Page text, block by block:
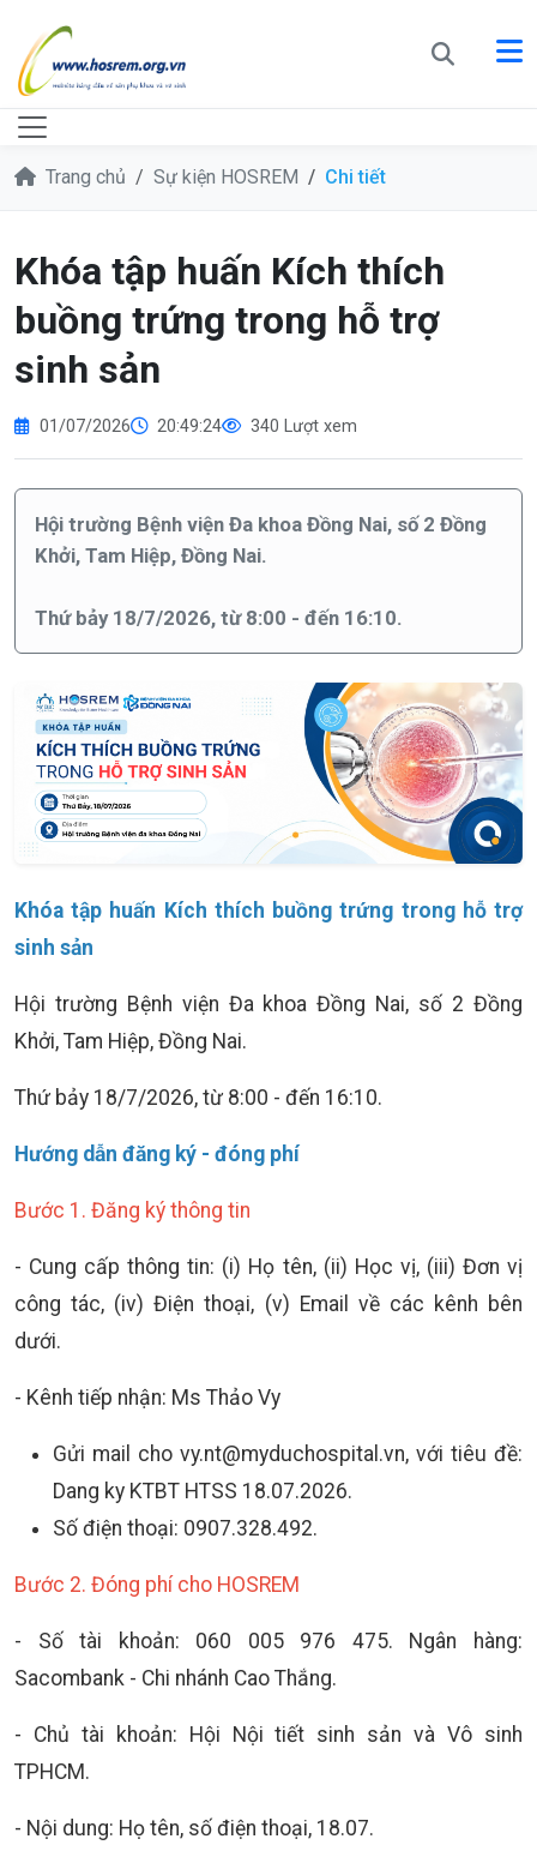
Trang chủ Sự kiện HOSREM Chi tiết
Khóa tập huấn Kích thích
buồng trứng trong hỗ trợ
sinh sản
01/07/2026 20:49:24 340 Lượt xem
Hội trường Bệnh viện Đa khoa Đồng Nai, số 2 Đồng
Khởi, Tam Hiệp, Đồng Nai.
Thứ bảy 18/7/2026, từ 8:00 - đến 16:10.
Khóa tập huấn Kích thích buồng trứng trong hỗ trợ
sinh sản
Hội trường Bệnh viện Đa khoa Đồng Nai, số 2 Đồng
Khởi, Tam Hiệp, Đồng Nai.
Thứ bảy 18/7/2026, từ 8:00 - đến 16:10.
Hướng dẫn đăng ký - đóng phí
Bước 1. Đăng ký thông tin
- Cung cấp thông tin: (i) Họ tên, (ii) Học vị, (iii) Đơn vị
công tác, (iv) Điện thoại, (v) Email về các kênh bên
dưới.
- Kênh tiếp nhận: Ms Thảo Vy
Gửi mail cho vy.nt@myduchospital.vn, với tiêu đề:
Dang ky KTBT HTSS 18.07.2026.
Số điện thoại: 0907.328.492.
Bước 2. Đóng phí cho HOSREM
- Số tài khoản: 060 005 976 475. Ngân hàng:
Sacombank - Chi nhánh Cao Thắng.
- Chủ tài khoản: Hội Nội tiết sinh sản và Vô sinh
TPHCM.
- Nội dung: Họ tên, số điện thoại, 18.07.